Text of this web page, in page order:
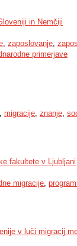
in Nemčiji
, zaposlovanje,
primerjave
, migracije, znanje,
fakultete v Ljubljani
migracije, programi
v luči migracij